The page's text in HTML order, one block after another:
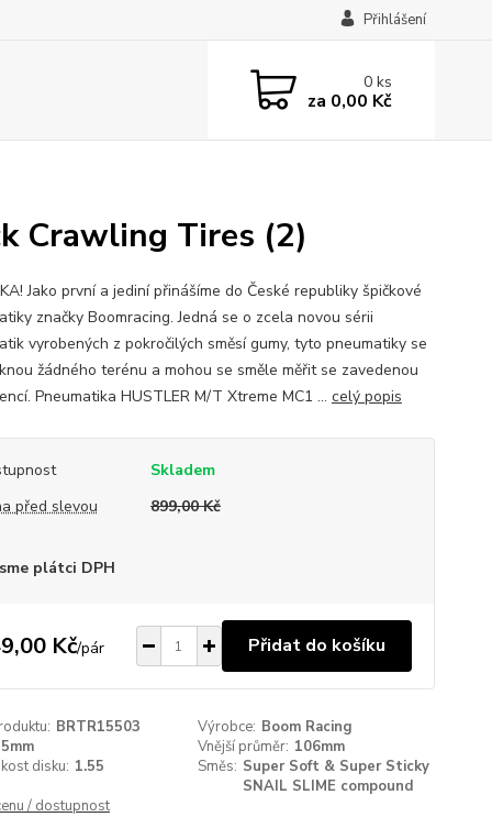
Přihlášení
0ks
za 0,00 Kč
Crawling Tires (2)
Jako první a jediní přinášíme do České republiky špičkové
značky Boomracing. Jedná se o zcela novou sérii
vyrobených z pokročilých směsí gumy, tyto pneumatiky se
žádného terénu a mohou se směle měřit se zavedenou
Pneumatika HUSTLER M/T Xtreme MC1 ... celý popis
Skladem
před slevou
899,00 Kč
plátci DPH
Kč/pár Přidat do košíku
BRTR15503 Výrobce: Boom Racing
Vnější průměr: 106mm
disku: 1.55 Směs: Super Soft & Super Sticky
SNAIL SLIME compound
/ dostupnost